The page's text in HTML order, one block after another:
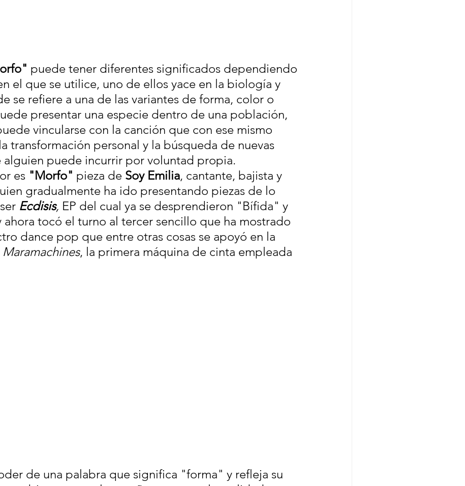
puede tener diferentes significados dependiendo
el que se utilice, uno de ellos yace en la biología y
se refiere a una de las variantes de forma, color o
presentar una especie dentro de una población,
vincularse con la canción que con ese mismo
transformación personal y la búsqueda de nuevas
alguien puede incurrir por voluntad propia.
es "Morfo" pieza de Soy Emilia, cantante, bajista y
gradualmente ha ido presentando piezas de lo
Ecdisis, EP del cual ya se desprendieron "Bífida" y
tocó el turno al tercer sencillo que ha mostrado
dance pop que entre otras cosas se apoyó en la
Maramachines, la primera máquina de cinta empleada
de una palabra que significa "forma" y refleja su